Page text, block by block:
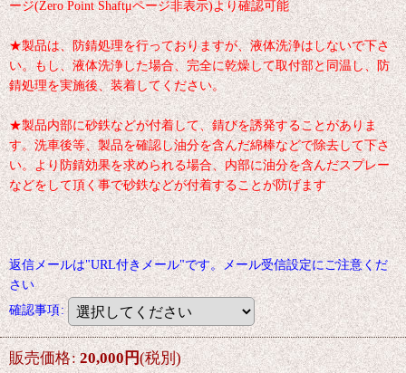
ージ(Zero Point Shaftμページ非表示)より確認可能
★製品は、防錆処理を行っておりますが、液体洗浄はしないで下さ
い。もし、液体洗浄した場合、完全に乾燥して取付部と同温し、防
錆処理を実施後、装着してください。
★製品内部に砂鉄などが付着して、錆びを誘発することがありま
す。洗車後等、製品を確認し油分を含んだ綿棒などで除去して下さ
い。より防錆効果を求められる場合、内部に油分を含んだスプレー
などをして頂く事で砂鉄などが付着することが防げます
返信メールは"URL付きメール"です。メール受信設定にご注意くだ
さい
確認事項:
販売価格: 20,000円(税別)